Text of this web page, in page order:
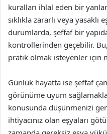
kuralları ihlal eden bir
sıklıkla zararlı veya yasaklı
durumlarda, şeffaf bir
kontrollerinden geçebilir.
pratik olmak isteyenler için
Günlük hayatta ise şeffaf
görünüme uyum
konusunda düşünmenizi
ihtiyacınız olan eşyaları